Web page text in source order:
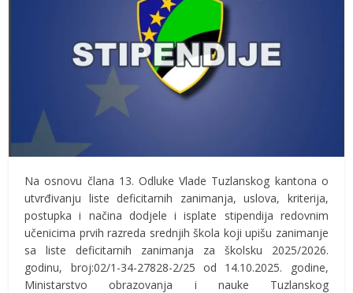
Na osnovu člana 13. Odluke Vlade Tuzlanskog kantona o
utvrđivanju liste deficitarnih zanimanja, uslova, kriterija,
postupka i načina dodjele i isplate stipendija redovnim
učenicima prvih razreda srednjih škola koji upišu zanimanje
sa liste deficitarnih zanimanja za školsku 2025/2026.
godinu, broj:02/1-34-27828-2/25 od 14.10.2025. godine,
Ministarstvo obrazovanja i nauke Tuzlanskog